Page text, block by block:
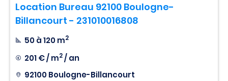
Location Bureau 92100 Boulogne-
Billancourt - 231010016808
50 à 120 m2
201 € / m2/ an
92100 Boulogne-Billancourt